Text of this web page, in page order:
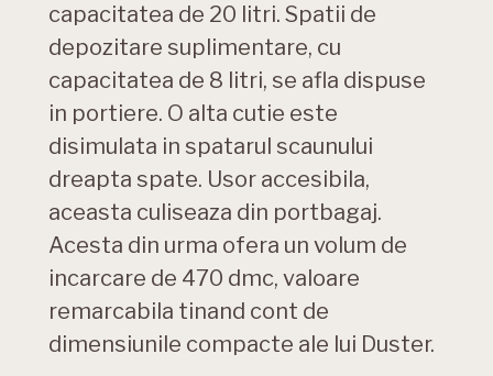
capacitatea de 20 litri. Spatii de
depozitare suplimentare, cu
capacitatea de 8 litri, se afla dispuse
in portiere. O alta cutie este
disimulata in spatarul scaunului
dreapta spate. Usor accesibila,
aceasta culiseaza din portbagaj.
Acesta din urma ofera un volum de
incarcare de 470 dmc, valoare
remarcabila tinand cont de
dimensiunile compacte ale lui Duster.